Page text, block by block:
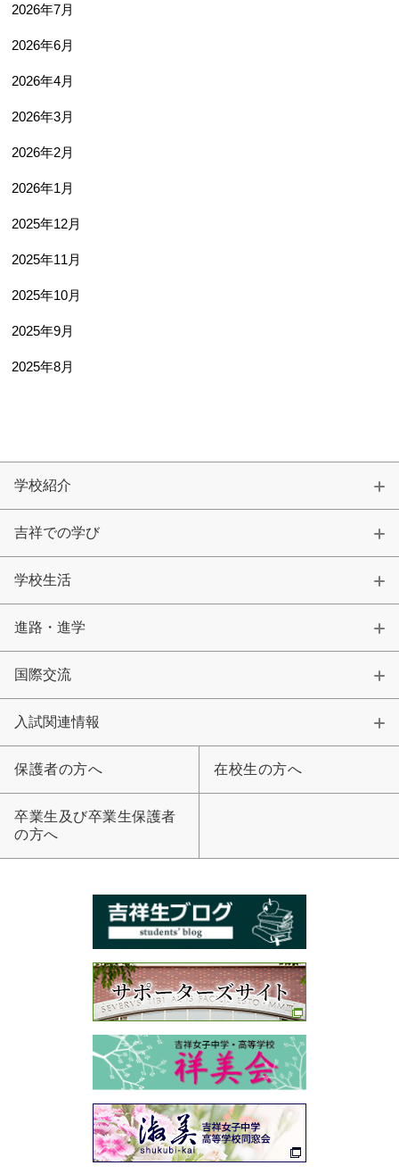
2026年7月
2026年6月
2026年4月
2026年3月
2026年2月
2026年1月
2025年12月
2025年11月
2025年10月
2025年9月
2025年8月
学校紹介
吉祥での学び
学校生活
進路・進学
国際交流
入試関連情報
保護者の方へ 在校生の方へ
卒業生及び卒業生保護者
の方へ